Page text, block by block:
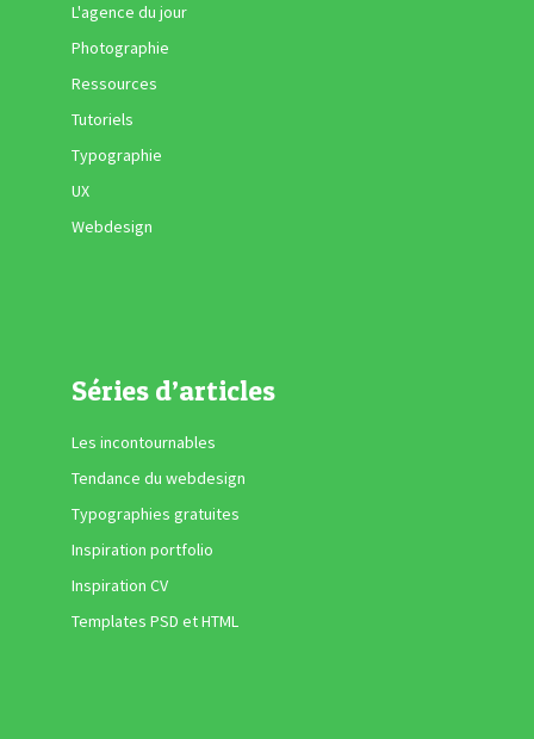
L'agence du jour
Photographie
Ressources
Tutoriels
Typographie
UX
Webdesign
Séries d’articles
Les incontournables
Tendance du webdesign
Typographies gratuites
Inspiration portfolio
Inspiration CV
Templates PSD et HTML